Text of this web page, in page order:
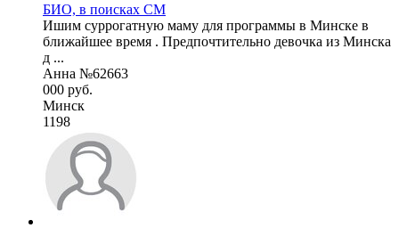
БИО, в поисках СМ
Ишим суррогатную маму для программы в Минске в
ближайшее время . Предпочтительно девочка из Минска
д ...
Анна №62663
000 руб.
Минск
1198